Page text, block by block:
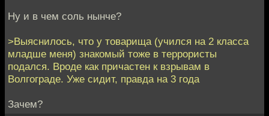
Ну и в чем соль нынче?
>Выяснилось, что у товарища (учился на 2 класса
младше меня) знакомый тоже в террористы
подался. Вроде как причастен к взрывам в
Волгограде. Уже сидит, правда на 3 года
Зачем?